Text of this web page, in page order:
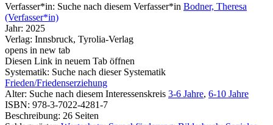
Verfasser*in: Suche nach diesem Verfasser*in Bodner, Theresa
(Verfasser*in)
Jahr: 2025
Verlag: Innsbruck, Tyrolia-Verlag
opens in new tab
Diesen Link in neuem Tab öffnen
Systematik: Suche nach dieser Systematik
Frieden/Friedenserziehung
Alter: Suche nach diesem Interessenskreis 3-6 Jahre, 6-10 Jahre
ISBN: 978-3-7022-4281-7
Beschreibung: 26 Seiten